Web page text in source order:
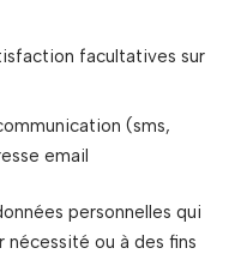
facultatives sur
(sms,
email
personnelles qui
ou à des fins